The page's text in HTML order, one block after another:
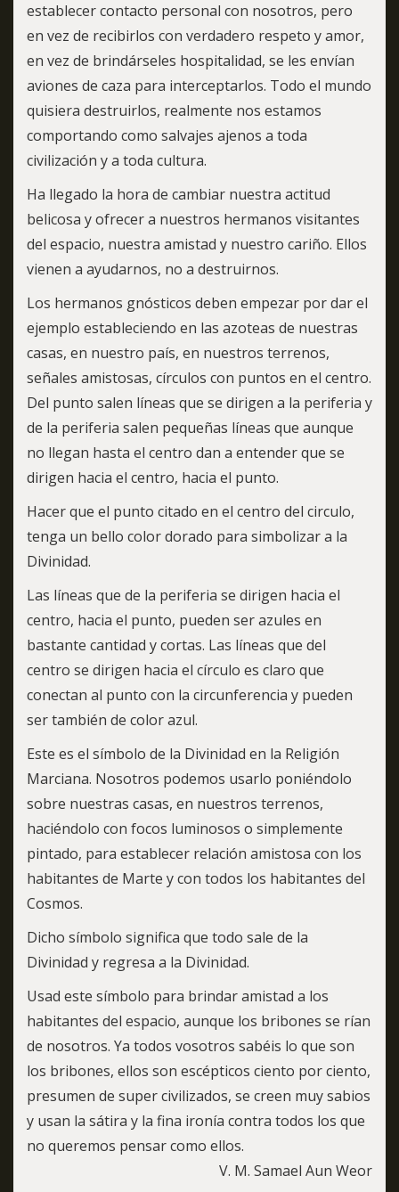
establecer contacto personal con nosotros, pero
en vez de recibirlos con verdadero respeto y amor,
en vez de brindárseles hospitalidad, se les envían
aviones de caza para interceptarlos. Todo el mundo
quisiera destruirlos, realmente nos estamos
comportando como salvajes ajenos a toda
civilización y a toda cultura.
Ha llegado la hora de cambiar nuestra actitud
belicosa y ofrecer a nuestros hermanos visitantes
del espacio, nuestra amistad y nuestro cariño. Ellos
vienen a ayudarnos, no a destruirnos.
Los hermanos gnósticos deben empezar por dar el
ejemplo estableciendo en las azoteas de nuestras
casas, en nuestro país, en nuestros terrenos,
señales amistosas, círculos con puntos en el centro.
Del punto salen líneas que se dirigen a la periferia y
de la periferia salen pequeñas líneas que aunque
no llegan hasta el centro dan a entender que se
dirigen hacia el centro, hacia el punto.
Hacer que el punto citado en el centro del circulo,
tenga un bello color dorado para simbolizar a la
Divinidad.
Las líneas que de la periferia se dirigen hacia el
centro, hacia el punto, pueden ser azules en
bastante cantidad y cortas. Las líneas que del
centro se dirigen hacia el círculo es claro que
conectan al punto con la circunferencia y pueden
ser también de color azul.
Este es el símbolo de la Divinidad en la Religión
Marciana. Nosotros podemos usarlo poniéndolo
sobre nuestras casas, en nuestros terrenos,
haciéndolo con focos luminosos o simplemente
pintado, para establecer relación amistosa con los
habitantes de Marte y con todos los habitantes del
Cosmos.
Dicho símbolo significa que todo sale de la
Divinidad y regresa a la Divinidad.
Usad este símbolo para brindar amistad a los
habitantes del espacio, aunque los bribones se rían
de nosotros. Ya todos vosotros sabéis lo que son
los bribones, ellos son escépticos ciento por ciento,
presumen de super civilizados, se creen muy sabios
y usan la sátira y la fina ironía contra todos los que
no queremos pensar como ellos.
V. M. Samael Aun Weor